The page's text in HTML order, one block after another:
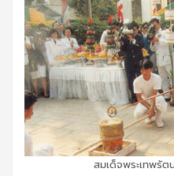
สมเด็จพระเทพรัต